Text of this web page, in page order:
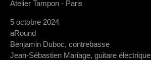
Atelier Tampon - Paris
5 octobre 2024
aRound
Benjamin Duboc, contrebasse
Jean-Sébastien Mariage, guitare électrique